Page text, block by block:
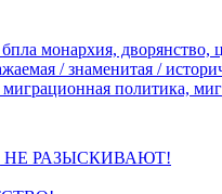
монархия, дворянство,
/ знаменитая /
миграционная политика,
РАЗЫСКИВАЮТ!